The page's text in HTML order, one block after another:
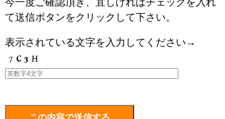
て送信ボタンをクリックして下さい。
表示されている文字を入力してください→